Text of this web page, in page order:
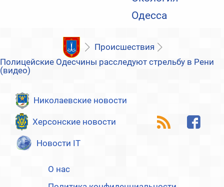
Одесса
Происшествия
Полицейские Одесчины расследуют стрельбу в Рени
(видео)
Николаевские новости
Херсонские новости
Новости IT
О нас